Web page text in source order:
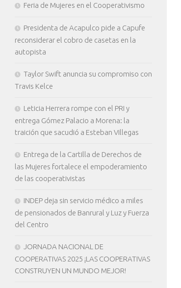
Feria de Mujeres en el Cooperativismo
Presidenta de Acapulco pide a Capufe
reconsiderar el cobro de casetas en la
autopista
Taylor Swift anuncia su compromiso con
Travis Kelce
Leticia Herrera rompe con el PRI y
entrega Gómez Palacio a Morena: la
traición que sacudió a Esteban Villegas
Entrega de la Cartilla de Derechos de
las Mujeres fortalece el empoderamiento
de las cooperativistas
INDEP deja sin servicio médico a miles
de pensionados de Banrural y Luz y Fuerza
del Centro
JORNADA NACIONAL DE
COOPERATIVAS 2025 ¡LAS COOPERATIVAS
CONSTRUYEN UN MUNDO MEJOR!